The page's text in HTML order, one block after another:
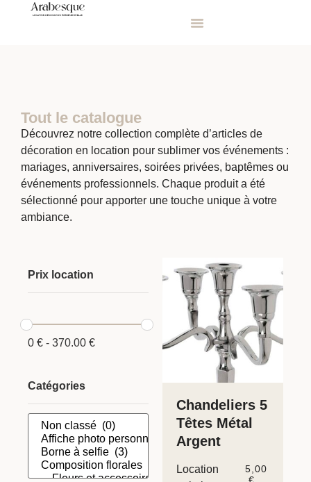
Tout le catalogue
Découvrez notre collection complète d’articles de
décoration en location pour sublimer vos événements :
mariages, anniversaires, soirées privées, baptêmes ou
événements professionnels. Chaque produit a été
sélectionné pour apporter une touche unique à votre
ambiance.
Prix location
0 € - 370.00 €
Catégories
Chandeliers 5
Têtes Métal
Argent
Location
5,00